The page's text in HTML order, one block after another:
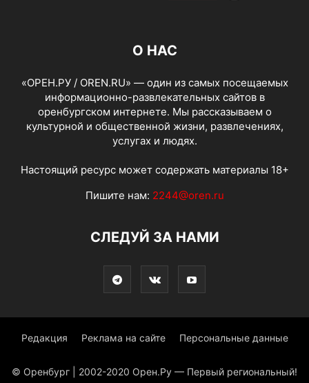
О НАС
«ОРЕН.РУ / OREN.RU» — один из самых посещаемых
информационно-развлекательных сайтов в
оренбургском интернете. Мы рассказываем о
культурной и общественной жизни, развлечениях,
услугах и людях.
Настоящий ресурс может содержать материалы 18+
Пишите нам: 2244@oren.ru
СЛЕДУЙ ЗА НАМИ
Редакция Реклама на сайте Персональные данные
© Оренбург | 2002-2020 Орен.Ру — Первый региональный!